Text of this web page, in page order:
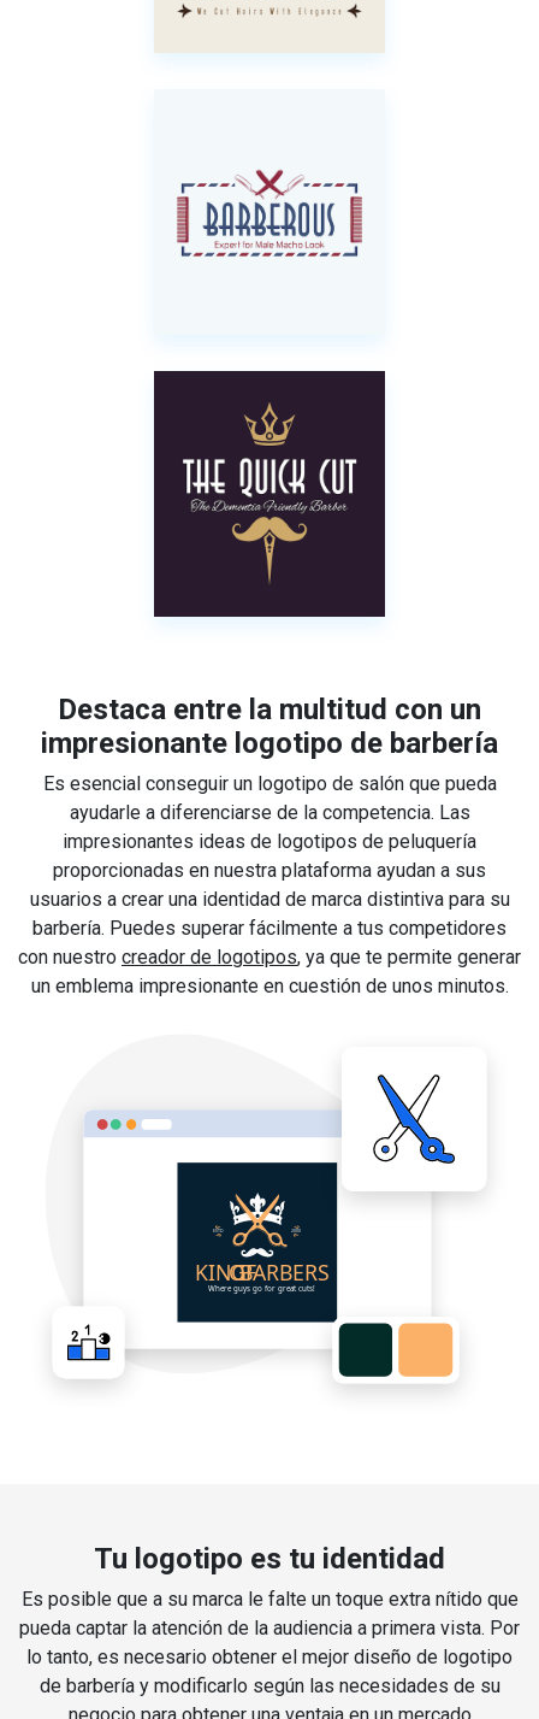
Destaca entre la multitud con un
impresionante logotipo de barbería
Es esencial conseguir un logotipo de salón que pueda
ayudarle a diferenciarse de la competencia. Las
impresionantes ideas de logotipos de peluquería
proporcionadas en nuestra plataforma ayudan a sus
usuarios a crear una identidad de marca distintiva para su
barbería. Puedes superar fácilmente a tus competidores
con nuestro creador de logotipos, ya que te permite generar
un emblema impresionante en cuestión de unos minutos.
Tu logotipo es tu identidad
Es posible que a su marca le falte un toque extra nítido que
pueda captar la atención de la audiencia a primera vista. Por
lo tanto, es necesario obtener el mejor diseño de logotipo
de barbería y modificarlo según las necesidades de su